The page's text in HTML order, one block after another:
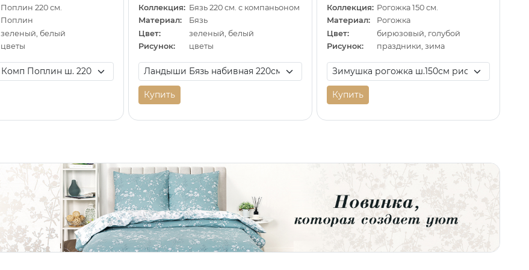
Поплин 220 см.
Поплин
зеленый, белый
цветы
Коллекция: Бязь 220 см. с компаньоном
Материал:
Бязь
Цвет:
зеленый, белый
Рисунок:
цветы
Купить
Коллекция: Рогожка 150 см.
Материал:
Рогожка
Цвет:
бирюзовый, голубой
Рисунок:
праздники, зима
Купить